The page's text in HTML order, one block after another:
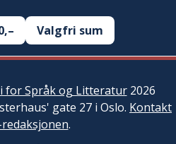
Valgfri sum
for Språk og Litteratur2026
gate 27 i Oslo. Kontakt
redaksjonen.